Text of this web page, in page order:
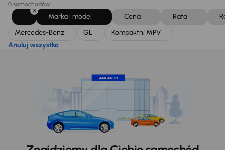
0 samochodów
3
Marka i model Cena Rata
Mercedes-Benz
GL
Kompaktní MPV
Anuluj wszystko